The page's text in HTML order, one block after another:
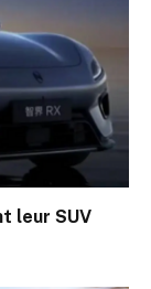
leur SUV